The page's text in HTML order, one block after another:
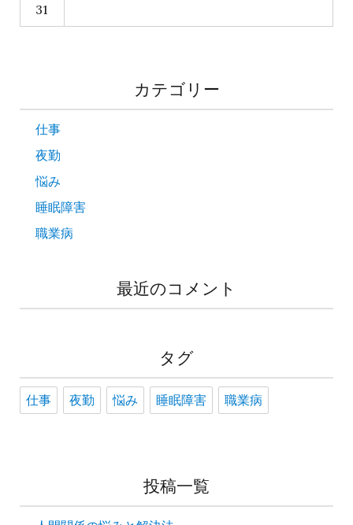
31
カテゴリー
仕事
夜勤
悩み
睡眠障害
職業病
最近のコメント
タグ
仕事 夜勤 悩み 睡眠障害 職業病
投稿一覧